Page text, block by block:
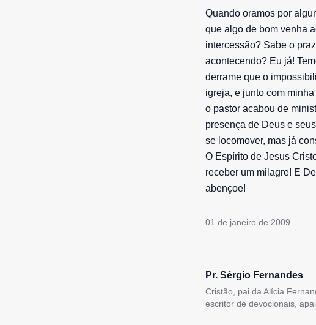
Quando oramos por
que algo de bom venha
intercessão? Sabe o
acontecendo? Eu já!
derrame que o
igreja, e junto com
o pastor acabou de
presença de Deus e
se locomover, mas já
O Espírito de Jesus
receber um milagre! E
abençoe!
01 de janeiro de 2009
Pr. Sérgio Fernandes
Cristão, pai da Alícia
escritor de devocionais,